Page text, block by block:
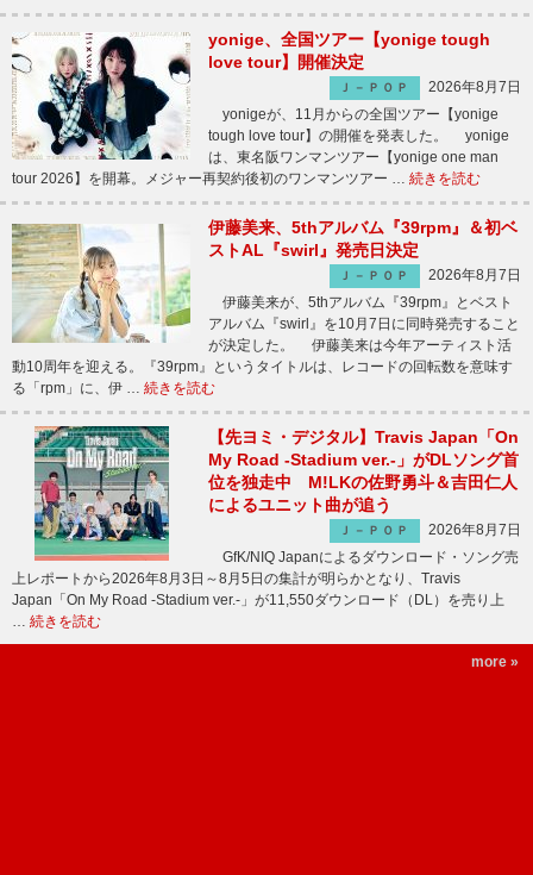
yonige、全国ツアー【yonige tough
love tour】開催決定
Ｊ－ＰＯＰ
2026年8月7日
yonigeが、11月からの全国ツアー【yonige
tough love tour】の開催を発表した。 yonige
は、東名阪ワンマンツアー【yonige one man
tour 2026】を開幕。メジャー再契約後初のワンマンツアー … 続きを読む
伊藤美来、5thアルバム『39rpm』＆初ベ
ストAL『swirl』発売日決定
Ｊ－ＰＯＰ
2026年8月7日
伊藤美来が、5thアルバム『39rpm』とベスト
アルバム『swirl』を10月7日に同時発売すること
が決定した。 伊藤美来は今年アーティスト活
動10周年を迎える。『39rpm』というタイトルは、レコードの回転数を意味す
る「rpm」に、伊 … 続きを読む
【先ヨミ・デジタル】Travis Japan「On
My Road -Stadium ver.-」がDLソング首
位を独走中 M!LKの佐野勇斗＆吉田仁人
によるユニット曲が追う
Ｊ－ＰＯＰ
2026年8月7日
GfK/NIQ Japanによるダウンロード・ソング売
上レポートから2026年8月3日～8月5日の集計が明らかとなり、Travis
Japan「On My Road -Stadium ver.-」が11,550ダウンロード（DL）を売り上
… 続きを読む
more »